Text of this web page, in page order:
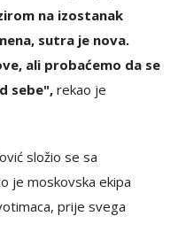
na izostanak
sutra je nova.
ali probaćemo da se
sebe", rekao je
složio se sa
je moskovska ekipa
prije svega